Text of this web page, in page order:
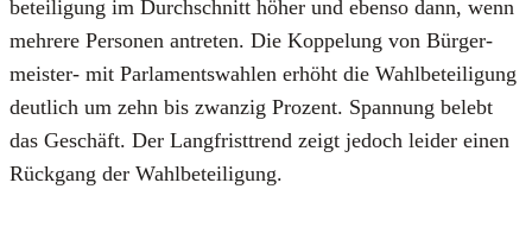
be­tei­li­gung im Durch­schnitt höher und eben­so dann, wenn
meh­re­re Per­so­nen antre­ten. Die Kop­pe­lung von Bür­ger­
meis­ter- mit Par­la­ments­wah­len erhöht die Wahl­be­tei­li­gung
deut­lich um zehn bis zwan­zig Pro­zent. Span­nung belebt
das Geschäft. Der Lang­frist­trend zeigt jedoch lei­der einen
Rück­gang der Wahl­be­tei­li­gung.